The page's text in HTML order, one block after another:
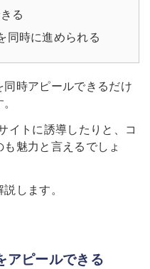
る
同時に進められる
時アピールできるだけ
イトに誘導したりと、コ
魅力と言えるでしょ
します。
アピールできる